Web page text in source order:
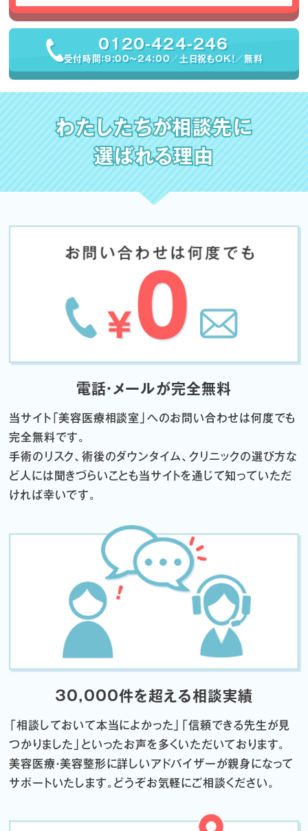
0120-424-246
受付時間：9:00〜24:00／土日祝もOK！／無料
わたしたちが相談先に
選ばれる理由
電話・メールが完全無料
当サイト「美容医療相談室」へのお問い合わせは何度でも
完全無料です。
手術のリスク、術後のダウンタイム、クリニックの選び方な
ど 人には聞きづらいことも当サイトを通じて知っていただ
ければ幸いです。
30,000件を超える相談実績
「相談しておいて本当によかった」「信頼できる先生が見
つかりました」 といったお声を多くいただいております。
美容医療・美容整形に詳しいアドバイザーが親身になって
サポートいたします。 どうぞお気軽にご相談ください。